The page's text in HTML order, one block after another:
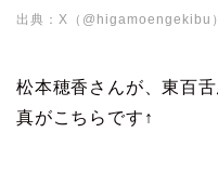
出典：X（@higamoengekibu）
松本穂香さんが、東百
真がこちらです↑